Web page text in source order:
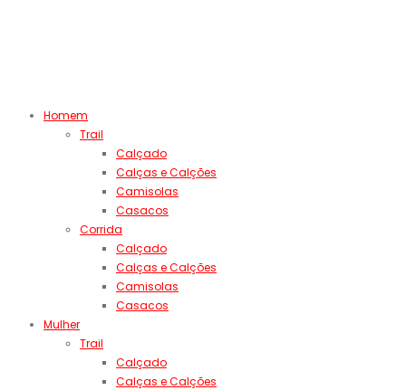
Homem
Trail
Calçado
Calças e Calções
Camisolas
Casacos
Corrida
Calçado
Calças e Calções
Camisolas
Casacos
Mulher
Trail
Calçado
Calças e Calções